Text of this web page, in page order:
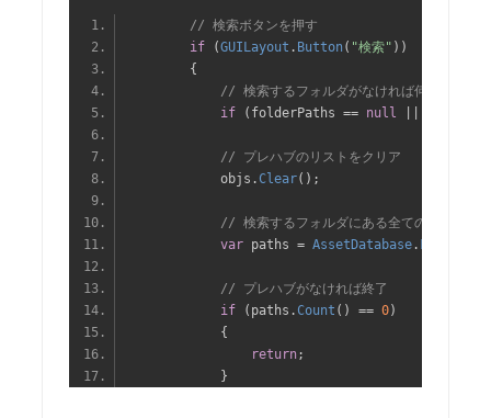
// 検索ボタンを押す
if
(GUILayout . Button( "検索" ))
{
// 検索するフォルダがなければ何もしない
if
( folderPaths == null
// プレハブのリストをクリア
            objs
.Clear();
// 検索するフォルダにある全てのプレハブ
var paths = AssetDatabase .
// プレハブがなければ終了
if
( paths .Count () == 0)
{
return;
}